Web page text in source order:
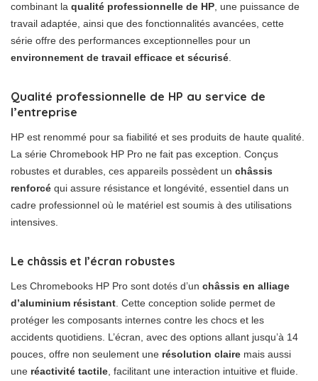
combinant la qualité professionnelle de HP , une puissance de
travail adaptée, ainsi que des fonctionnalités avancées, cette
série offre des performances exceptionnelles pour un
environnement de travail efficace et sécurisé
Qualité professionnelle de HP au service de
l’entreprise
HP est renommé pour sa fiabilité et ses produits de haute qualité.
La série Chromebook HP Pro ne fait pas exception. Conçus
robustes et durables, ces appareils possèdent un châssis
renforcé qui assure résistance et longévité, essentiel dans un
cadre professionnel où le matériel est soumis à des utilisations
intensives.
Le châssis et l’écran robustes
Les Chromebooks HP Pro sont dotés d’un châssis en alliage
d’aluminium résistant . Cette conception solide permet de
protéger les composants internes contre les chocs et les
accidents quotidiens. L’écran, avec des options allant jusqu’à 14
pouces, offre non seulement une résolution claire mais aussi
une réactivité tactile , facilitant une interaction intuitive et fluide.